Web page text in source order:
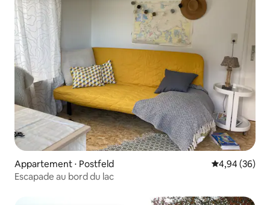
Appartement ⋅ Postfeld Évaluation
4,94 (36)
Escapade au bord du lac